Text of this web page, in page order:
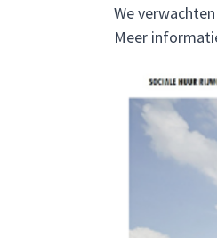
We
Meer